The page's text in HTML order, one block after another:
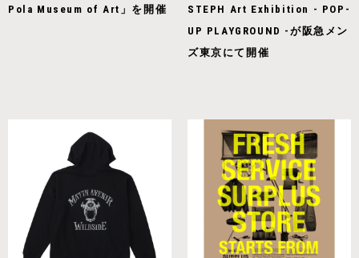
Pola Museum of Art」を開催
STEPH Art Exhibition - POP-
UP PLAYGROUND -が阪急メン
ズ東京にて開催